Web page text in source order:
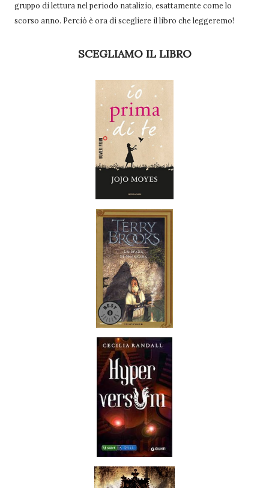
gruppo di lettura nel periodo natalizio, esattamente come lo
scorso anno. Perciò è ora di scegliere il libro che leggeremo!
SCEGLIAMO IL LIBRO